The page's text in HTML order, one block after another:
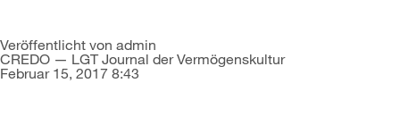
Veröffentlicht von admin
CREDO — LGT Journal der Vermögenskultur
Februar 15, 2017 8:43